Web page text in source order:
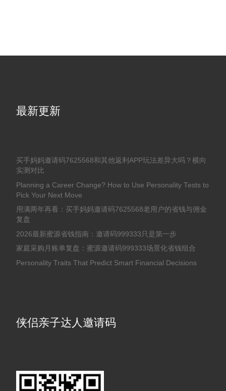
最新更新
买手妈妈邀请码7625568和其他返利APP玩法差异大吗？横向
实测对比
Planning a Career Change? How to Use Personality Tests to
Pick Your Next Move
用满两年再看：买手妈妈邀请码7625568老用户的省钱与佣金
复盘
2026最新蜜源省钱指南：邀请码999333只是第一步
家庭采购月账单复盘：蜜源邀请码999333场景化省钱组合
Personality Traits That Predict Smart Financial Decisions
侠侣亲子达人邀请码